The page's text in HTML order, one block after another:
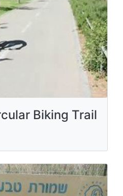
Biking Trail